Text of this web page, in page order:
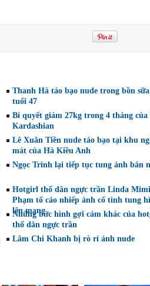
Thanh Hà táo bạo nude trong bồn
tuổi 47
Bí quyết giảm 27kg trong 4 tháng
Kardashian
Lê Xuân Tiền nude táo bạo tại khu
mát của Hà Kiều Anh
Ngọc Trinh lại tiếp tục tung ảnh bán
Hotgirl thổ dân ngực trần Linda Mimi
Phạm tố cáo nhiếp ảnh cố tình tung
lên mạng
Những bức hình gợi cảm khác của
thổ dân ngực trần
Lâm Chi Khanh bị rò rỉ ảnh nude